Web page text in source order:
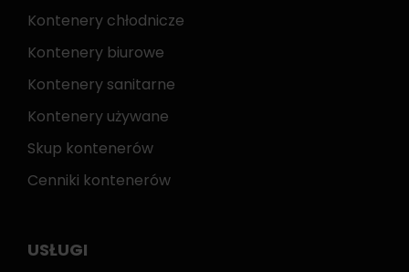
Kontenery chłodnicze
Kontenery biurowe
Kontenery sanitarne
Kontenery używane
Skup kontenerów
Cenniki kontenerów
USŁUGI